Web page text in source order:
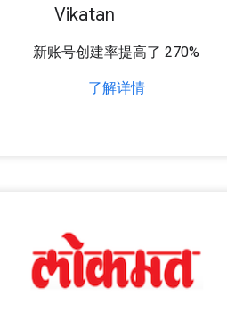
Vikatan
新账号创建率提高了 270%
了解详情